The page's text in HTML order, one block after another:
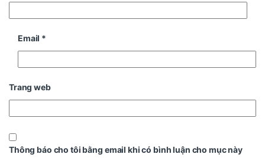
Email *
Trang web
Thông báo cho tôi bằng email khi có bình luận cho mục này